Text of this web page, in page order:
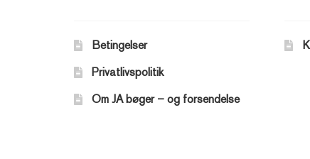
Betingelser
Privatlivspolitik
Om JA bøger – og forsendelse